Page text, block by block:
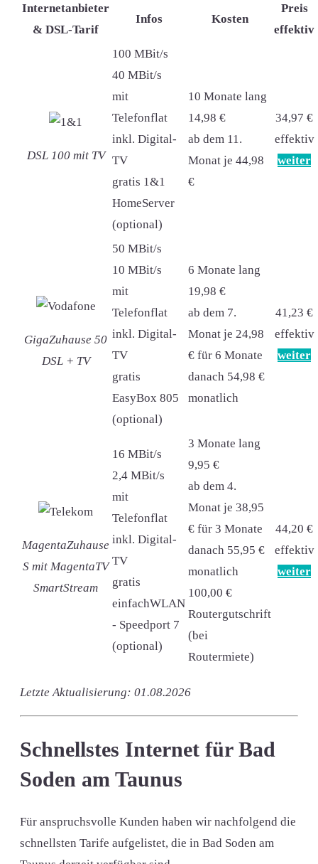
Internetanbieter
& DSL-Tarif
Infos Kosten
Preis
effektiv
DSL 100 mit TV
100 MBit/s
40 MBit/s
mit
Telefonflat
inkl. Digital-
TV
gratis 1&1
HomeServer
(optional)
10 Monate lang
14,98 €
ab dem 11.
Monat je 44,98
€
34,97 €
effektiv
weiter
GigaZuhause 50
DSL + TV
50 MBit/s
10 MBit/s
mit
Telefonflat
inkl. Digital-
TV
gratis
EasyBox 805
(optional)
6 Monate lang
19,98 €
ab dem 7.
Monat je 24,98
€ für 6 Monate
danach 54,98 €
monatlich
41,23 €
effektiv
weiter
MagentaZuhause
S mit MagentaTV
SmartStream
16 MBit/s
2,4 MBit/s
mit
Telefonflat
inkl. Digital-
TV
gratis
einfachWLAN
- Speedport 7
(optional)
3 Monate lang
9,95 €
ab dem 4.
Monat je 38,95
€ für 3 Monate
danach 55,95 €
monatlich
100,00 €
Routergutschrift
(bei
Routermiete)
44,20 €
effektiv
weiter
Letzte Aktualisierung: 01.08.2026
Schnellstes Internet für Bad
Soden am Taunus
Für anspruchsvolle Kunden haben wir nachfolgend die
schnellsten Tarife aufgelistet, die in Bad Soden am